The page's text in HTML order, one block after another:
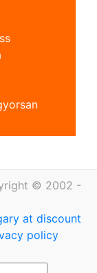
© 2002 -
at discount
policy